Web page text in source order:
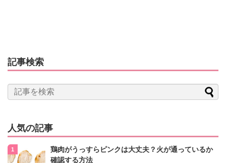
記事検索
人気の記事
鶏肉がうっすらピンクは大丈夫？火が通っているか
確認する方法